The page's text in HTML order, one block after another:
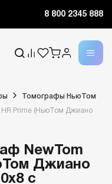
8 800 2345 888
Томографы НьюТом
HR Prime (НьюТом Джиано
NewTom
Джиано
с